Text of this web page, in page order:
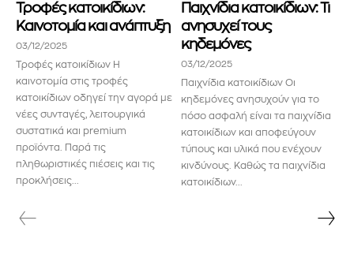
Τροφές κατοικίδιων:
Καινοτομία και ανάπτυξη
03/12/2025
Τροφές κατοικίδιων Η
καινοτομία στις τροφές
κατοικίδιων οδηγεί την αγορά με
νέες συνταγές, λειτουργικά
συστατικά και premium
προϊόντα. Παρά τις
πληθωριστικές πιέσεις και τις
προκλήσεις...
Παιχνίδια κατοικίδιων: Τι
ανησυχεί τους
κηδεμόνες
03/12/2025
Παιχνίδια κατοικίδιων Οι
κηδεμόνες ανησυχούν για το
πόσο ασφαλή είναι τα παιχνίδια
κατοικίδιων και αποφεύγουν
τύπους και υλικά που ενέχουν
κινδύνους. Καθώς τα παιχνίδια
κατοικίδιων...